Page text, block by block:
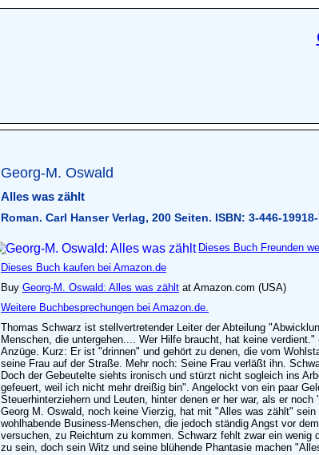
Georg-M. Oswald
Alles was zählt
Roman. Carl Hanser Verlag, 200 Seiten. ISBN: 3-446-
Dieses Buch Freunden
Dieses Buch kaufen bei Amazon.de
Buy Georg-M. Oswald: Alles was zählt at Amazon.com (USA)
Weitere Buchbesprechungen bei Amazon.de.
Thomas Schwarz ist stellvertretender Leiter der Abteilung
Menschen, die untergehen.... Wer Hilfe braucht, hat keine
Anzüge. Kurz: Er ist "drinnen" und gehört zu denen, die vom
seine Frau auf der Straße. Mehr noch: Seine Frau verläßt ihn.
Doch der Gebeutelte siehts ironisch und stürzt nicht sogleich ins
gefeuert, weil ich nicht mehr dreißig bin". Angelockt von ein paar
Steuerhinterziehern und Leuten, hinter denen er her war, als er noch
Georg M. Oswald, noch keine Vierzig, hat mit "Alles was zählt"
wohlhabende Business-Menschen, die jedoch ständig Angst vor
versuchen, zu Reichtum zu kommen. Schwarz fehlt zwar ein
zu sein, doch sein Witz und seine blühende Phantasie machen